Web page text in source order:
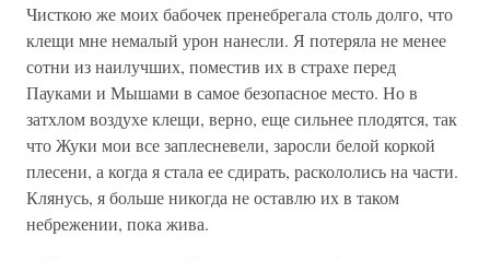
Чисткою же моих бабочек пренебрегала столь долго, что
клещи мне немалый урон нанесли. Я потеряла не менее
сотни из наилучших, поместив их в страхе перед
Пауками и Мышами в самое безопасное место. Но в
затхлом воздухе клещи, верно, еще сильнее плодятся, так
что Жуки мои все заплесневели, заросли белой коркой
плесени, а когда я стала ее сдирать, раскололись на части.
Клянусь, я больше никогда не оставлю их в таком
небрежении, пока жива.